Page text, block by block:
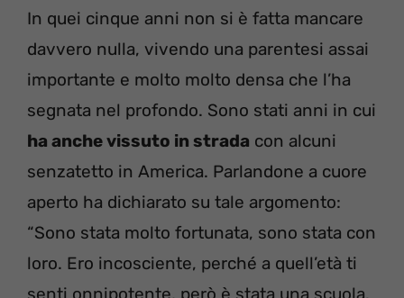
In quei cinque anni non si è fatta mancare
davvero nulla, vivendo una parentesi assai
importante e molto molto densa che l’ha
segnata nel profondo. Sono stati anni in cui
ha anche vissuto in strada con alcuni
senzatetto in America. Parlandone a cuore
aperto ha dichiarato su tale argomento:
“Sono stata molto fortunata, sono stata con
loro. Ero incosciente, perché a quell’età ti